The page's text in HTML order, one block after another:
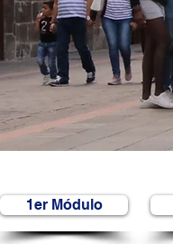
1er Módulo